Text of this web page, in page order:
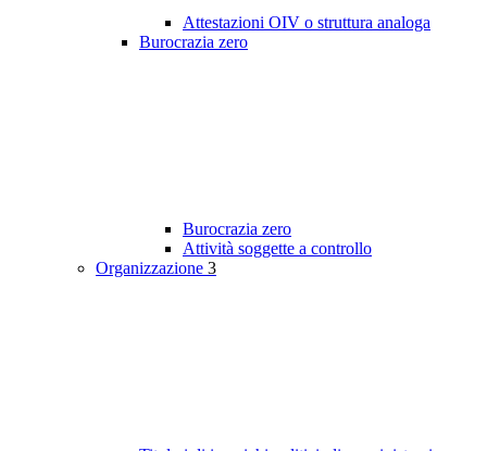
Attestazioni OIV o struttura analoga
Burocrazia zero
Burocrazia zero
Attività soggette a controllo
Organizzazione 3